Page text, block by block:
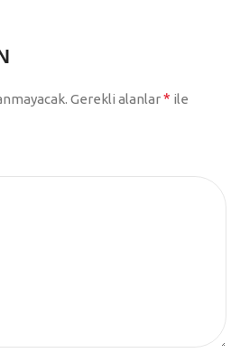
Gerekli alanlar* ile